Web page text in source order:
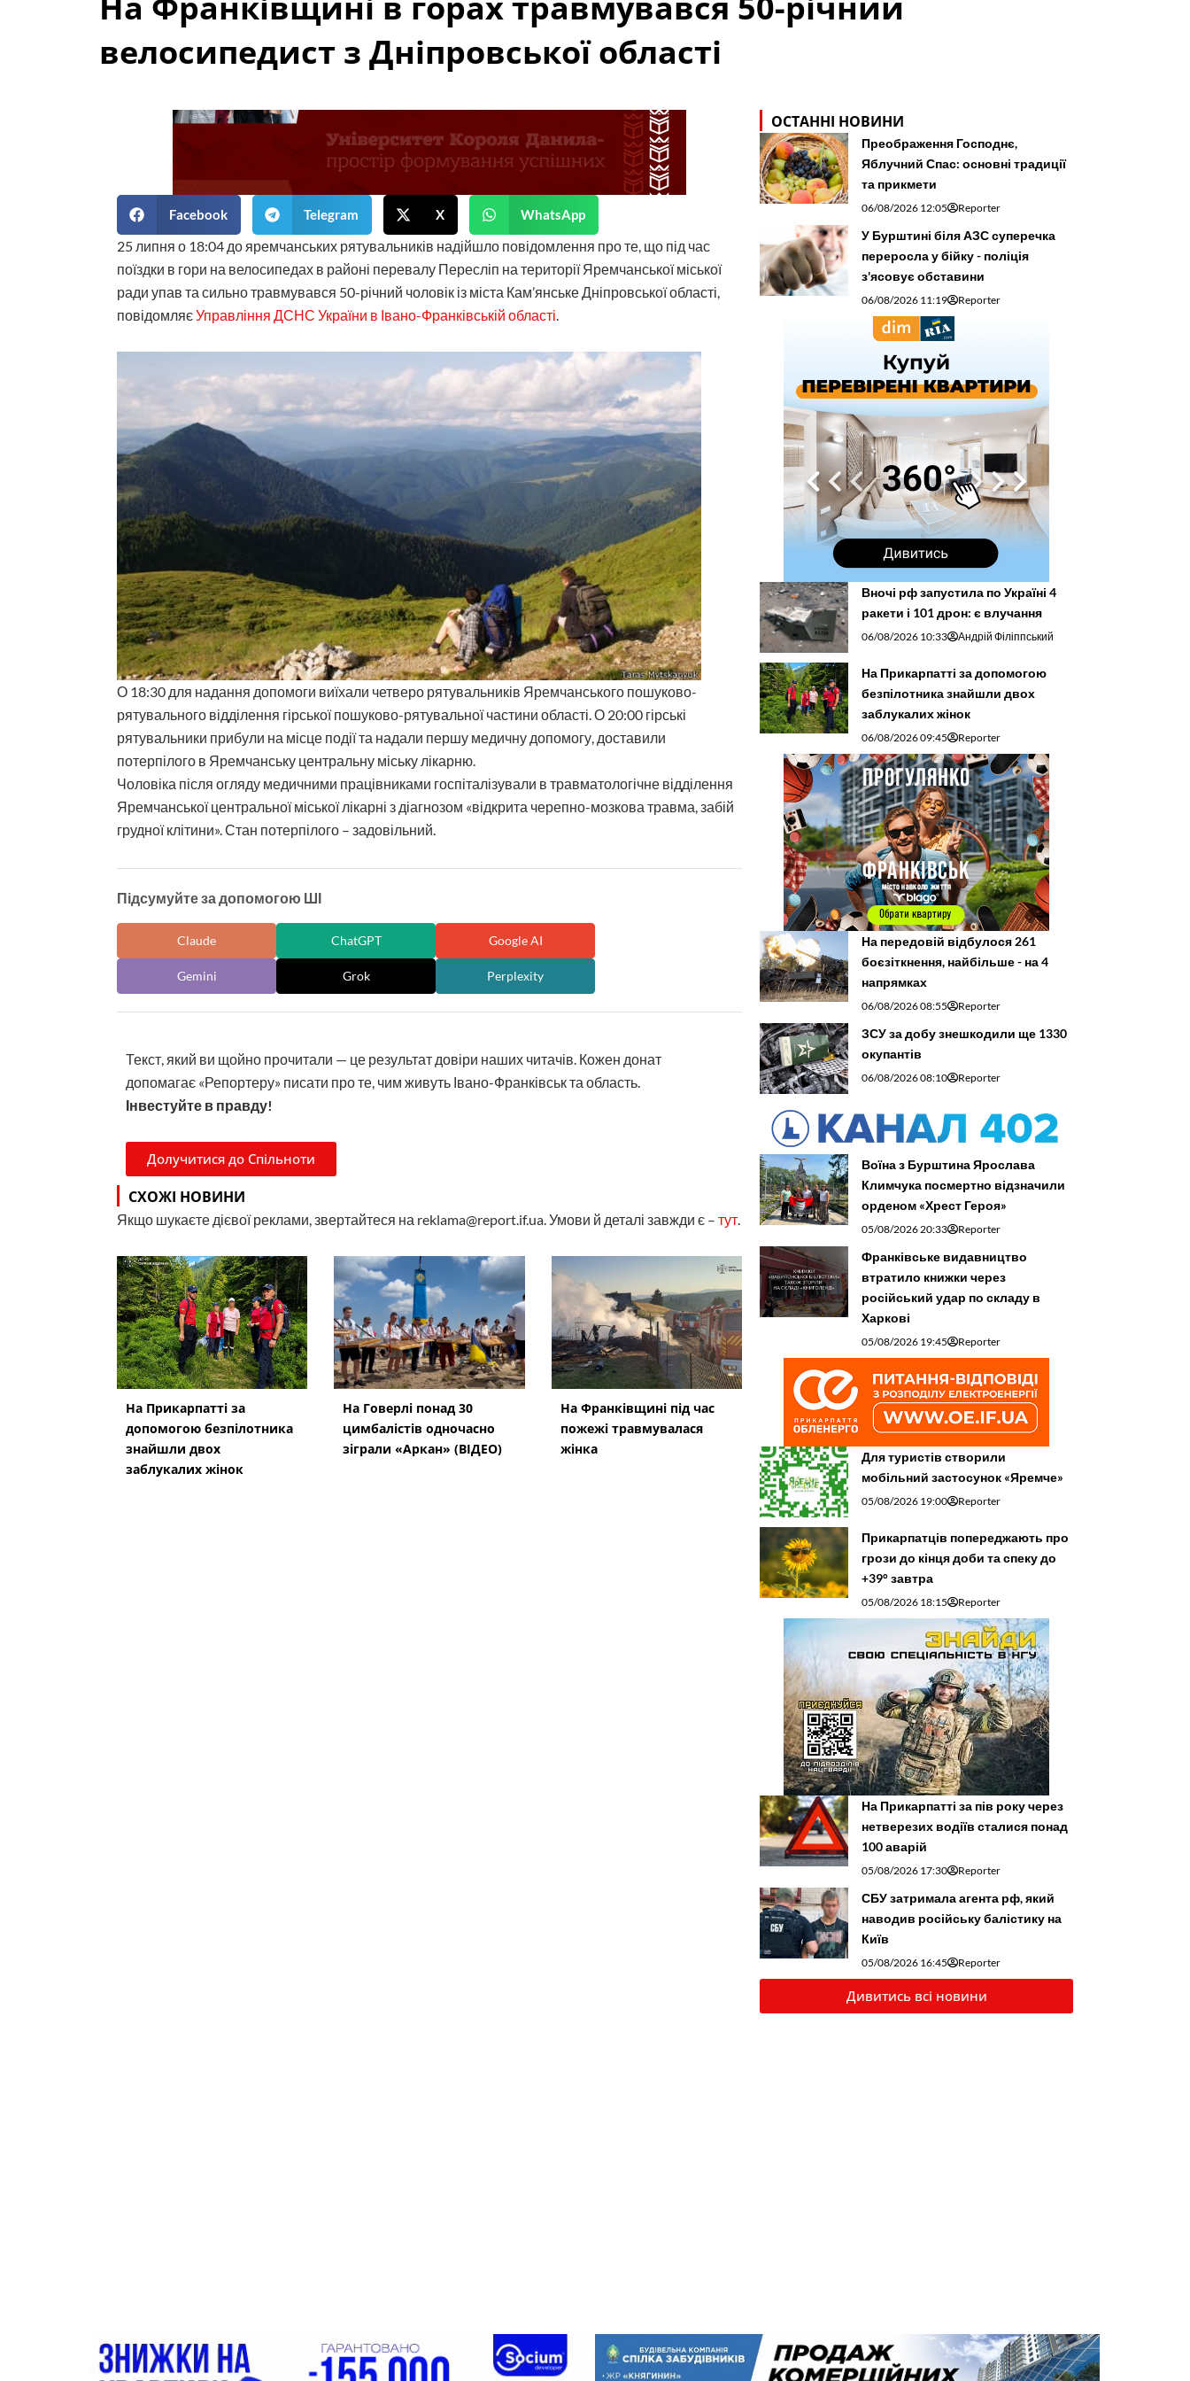
велосипедист з Дніпровської області
Facebook Telegram X WhatsApp
25 липня о 18:04 до яремчанських рятувальників надійшло повідомлення про те, що під час
поїздки в гори на велосипедах в районі перевалу Пересліп на території Яремчанської міської
ради упав та сильно травмувався 50-річний чоловік із міста Кам’янське Дніпровської області,
повідомляєУправління ДСНС України в Івано-Франківській області
О 18:30 для надання допомоги виїхали четверо рятувальників Яремчанського пошуково-
рятувального відділення гірської пошуково-рятувальної частини області. О 20:00 гірські
рятувальники прибули на місце події та надали першу медичну допомогу, доставили
потерпілого в Яремчанську центральну міську лікарню.
Чоловіка після огляду медичними працівниками госпіталізували в травматологічне відділення
Яремчанської центральної міської лікарні з діагнозом «відкрита черепно-мозкова травма, забій
грудної клітини». Стан потерпілого – задовільний.
Підсумуйте за допомогою ШІ
Claude ChatGPT Google AI
Gemini Grok Perplexity
Текст, який ви щойно прочитали — це результат довіри наших читачів. Кожен донат
допомагає «Репортеру» писати про те, чим живуть Івано-Франківськ та область.
Інвестуйте в правду!
Долучитися до Спільноти
СХОЖІ НОВИНИ
Якщо шукаєте дієвої реклами, звертайтеся на reklama@report.if.ua. Умови й деталі завжди є – тут
На Прикарпатті за
допомогою безпілотника
знайшли двох
заблукалих жінок
На Говерлі понад 30
цимбалістів одночасно
зіграли «Аркан» (ВІДЕО)
На Франківщині під час
пожежі травмувалася
жінка
ОСТАННІ НОВИНИ
Преображення Господнє,
Яблучний Спас: основні традиції
та прикмети
06/08/2026 12:05 Reporter
У Бурштині біля АЗС суперечка
переросла у бійку - поліція
з'ясовує обставини
06/08/2026 11:19 Reporter
Вночі рф запустила по Україні 4
ракети і 101 дрон: є влучання
06/08/2026 10:33 Андрій Філіппський
На Прикарпатті за допомогою
безпілотника знайшли двох
заблукалих жінок
06/08/2026 09:45 Reporter
На передовій відбулося 261
боєзіткнення, найбільше - на 4
напрямках
06/08/2026 08:55 Reporter
ЗСУ за добу знешкодили ще 1330
окупантів
06/08/2026 08:10 Reporter
Воїна з Бурштина Ярослава
Климчука посмертно відзначили
орденом «Хрест Героя»
05/08/2026 20:33 Reporter
Франківське видавництво
втратило книжки через
російський удар по складу в
Харкові
05/08/2026 19:45 Reporter
Для туристів створили
мобільний застосунок «Яремче»
05/08/2026 19:00 Reporter
Прикарпатців попереджають про
грози до кінця доби та спеку до
+39° завтра
05/08/2026 18:15 Reporter
На Прикарпатті за пів року через
нетверезих водіїв сталися понад
100 аварій
05/08/2026 17:30 Reporter
СБУ затримала агента рф, який
наводив російську балістику на
Київ
05/08/2026 16:45 Reporter
Дивитись всі новини